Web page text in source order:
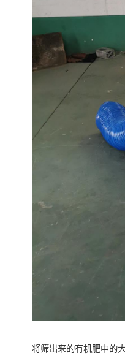
将筛出来的有机肥中的